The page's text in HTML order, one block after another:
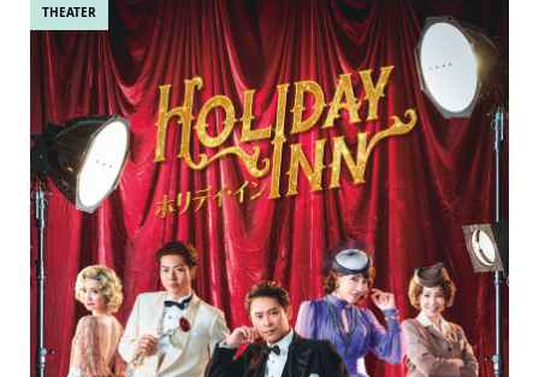
THEATER